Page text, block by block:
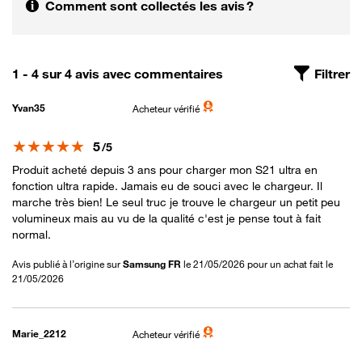
Comment sont collectés les avis ?
1 - 4 sur 4 avis avec commentaires Filtrer
Yvan35 Acheteur vérifié
Note
5/5
Produit acheté depuis 3 ans pour charger mon S21 ultra en
fonction ultra rapide. Jamais eu de souci avec le chargeur. Il
marche très bien! Le seul truc je trouve le chargeur un petit peu
volumineux mais au vu de la qualité c'est je pense tout à fait
normal.
Avis publié à l’origine sur Samsung FR le 21/05/2026 pour un achat fait le
21/05/2026
Marie_2212 Acheteur vérifié